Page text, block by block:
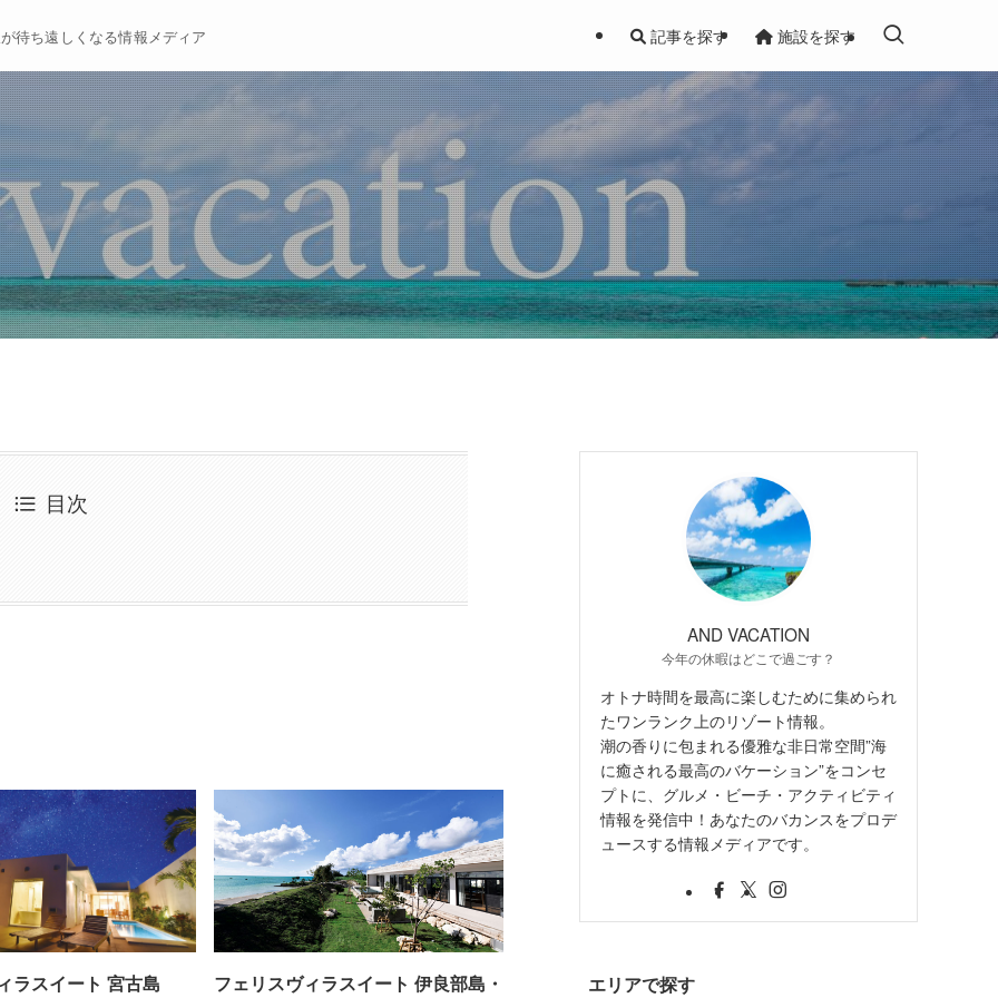
待ち遠しくなる情報メディア 記事を探す 施設を探す
目次
ラスイート 宮古島
フェリスヴィラスイート 伊良部島・
AND VACATION
今年の休暇はどこで過ごす？
オトナ時間を最高に楽しむために集められ
たワンランク上のリゾート情報。
潮の香りに包まれる優雅な非日常空間”海
に癒される最高のバケーション”をコンセ
プトに、グルメ・ビーチ・アクティビティ
情報を発信中！あなたのバカンスをプロデ
ュースする情報メディアです。
エリアで探す